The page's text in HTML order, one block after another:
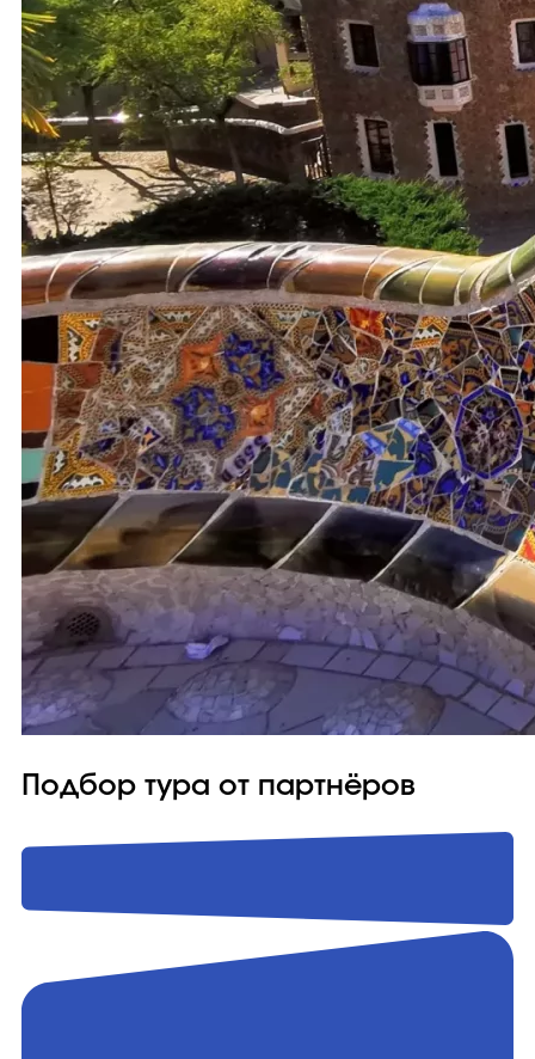
Подбор тура от партнёров